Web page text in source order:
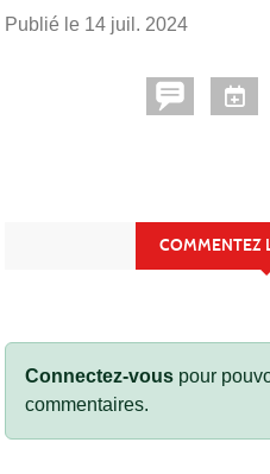
Publié le 14 juil. 2024
COMMENTEZ
Connectez-vous pour
commentaires.